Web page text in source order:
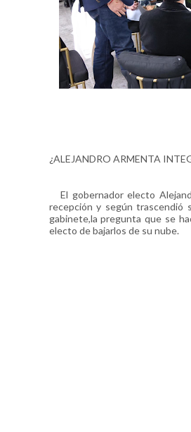
¿ALEJANDRO ARMENTA
El gobernador electo
recepción y según trascendió
gabinete,la pregunta que se
electo de bajarlos de su nube.